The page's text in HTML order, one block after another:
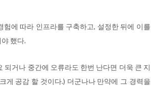
에 따라 인프라를 구축하고, 설정한 뒤에 이를
했다.
거나 중간에 오류라도 한번 난다면 더욱 큰 지
게 공감 할 것이다.) 더군나나 만약에 그 경력을